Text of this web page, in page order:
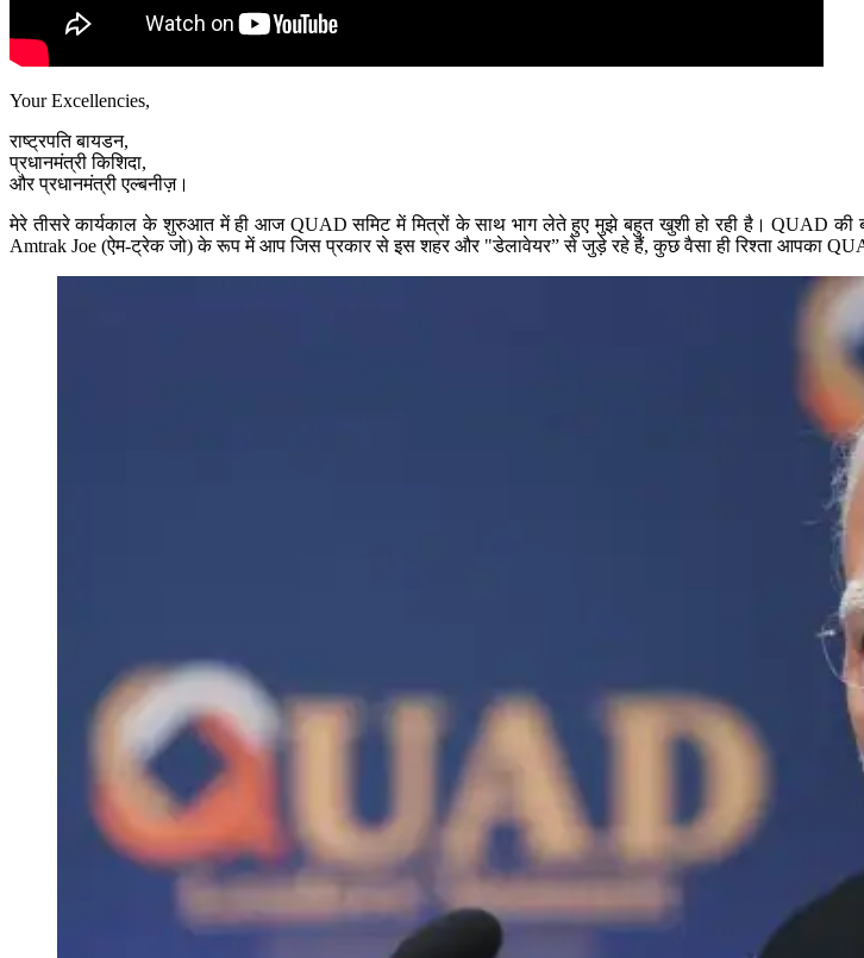
Your Excellencies,
राष्ट्रपति बायडन,
प्रधानमंत्री किशिदा,
और प्रधानमंत्री एल्बनीज़।
मेरे तीसरे कार्यकाल के शुरुआत में ही आज QUAD समिट में मित्रों के साथ भाग लेते हुए मुझे बहुत खुशी हो रही है। QUAD की
Amtrak Joe (ऐम-ट्रेक जो) के रूप में आप जिस प्रकार से इस शहर और "डेलावेयर” से जुड़े रहे हैं, कुछ वैसा ही रिश्ता आपका